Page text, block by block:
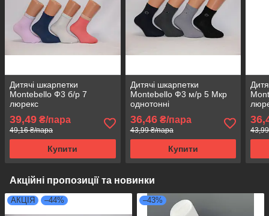
Дитячі шкарпетки
Montebello Ф3 б/р 7
люрекс
39,49 ₴/пара
49,16 ₴/пара
Купити
Дитячі шкарпетки
Montebello Ф3 м/р 5 Мкр
однотонні
36,46₴/пара
43,99 ₴/пара
Купити
Акційні пропозиції та новинки
АКЦІЯ –44% –43%